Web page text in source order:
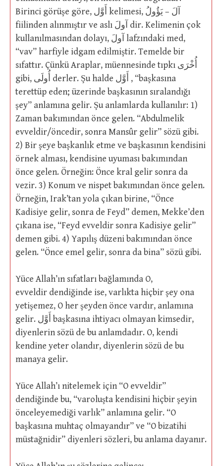
Birinci görüşe göre, أَوَّل kelimesi, آلَ – يَؤُولُ
fiilinden alınmıştır ve aslı آولَ dir. Kelimenin çok
kullanılmasından dolayı, آولَ lafzındaki med,
“vav” harfiyle idgam edilmiştir. Temelde bir
sıfattır. Çünkü Araplar, müennesinde tıpkı أُخْرَى
gibi, أُولَى derler. Şu halde أَوَّل , “başkasına
terettüp eden; üzerinde başkasının sıralandığı
şey” anlamına gelir. Şu anlamlarda kullanılır: 1)
Zaman bakımından önce gelen. “Abdulmelik
evveldir/öncedir, sonra Mansûr gelir” sözü gibi.
2) Bir şeye başkanlık etme ve başkasının kendisini
örnek alması, kendisine uyuması bakımından
önce gelen. Örneğin: Önce kral gelir sonra da
vezir. 3) Konum ve nispet bakımından önce gelen.
Örneğin, Irak’tan yola çıkan birine, “Önce
Kadisiye gelir, sonra de Feyd” demen, Mekke’den
çıkana ise, “Feyd evveldir sonra Kadisiye gelir”
demen gibi. 4) Yapılış düzeni bakımından önce
gelen. “Önce emel gelir, sonra da bina” sözü gibi.
Yüce Allah’ın sıfatları bağlamında O,
evveldir dendiğinde ise, varlıkta hiçbir şey ona
yetişemez, O her şeyden önce vardır, anlamına
gelir. أَوَّل başkasına ihtiyacı olmayan kimsedir,
diyenlerin sözü de bu anlamdadır. O, kendi
kendine yeter olandır, diyenlerin sözü de bu
manaya gelir.
Yüce Allah’ı nitelemek için “O evveldir”
dendiğinde bu, “varoluşta kendisini hiçbir şeyin
önceleyemediği varlık” anlamına gelir. “O
başkasına muhtaç olmayandır” ve “O bizatihi
müstağnidir” diyenleri sözleri, bu anlama dayanır.